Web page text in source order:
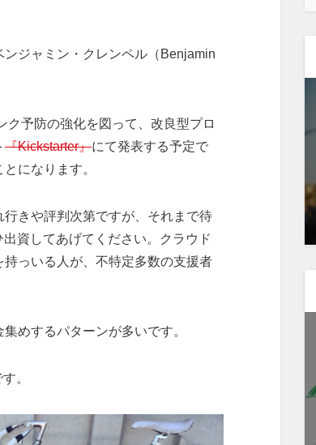
ジャミン・クレンペル（Benjamin
予防の強化を図って、改良型プロ
『Kickstarter』にて発表する予定で
になります。
きや評判次第ですが、それまで待
資してあげてください。クラウド
っいる人が、不特定多数の支援者
めするパターンが多いです。
。